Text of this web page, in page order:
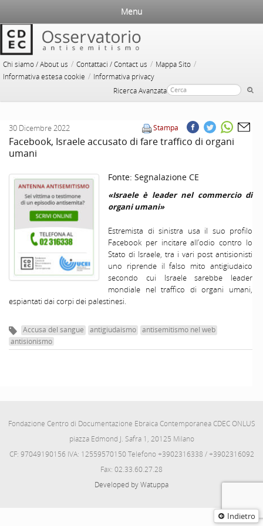
Chi siamo / About us / Contattaci / Contact us / Mappa Sito /
Informativa estesa cookie / Informativa privacy
Ricerca Avanzata
Menu
Indietro
Stampa
30 Dicembre 2022
Facebook, Israele accusato di fare traffico di organi
umani
Fonte: Segnalazione CE
«Israele è leader nel commercio di
organi umani»
Estremista di sinistra usa il suo profilo
Facebook per incitare all’odio contro lo
Stato di Israele, tra i vari post antisionisti
uno riprende il falso mito antigiudaico
secondo cui Israele sarebbe leader
mondiale nel traffico di organi umani,
espiantati dai corpi dei palestinesi.
Accusa del sangue antigiudaismo
antisemitismo nel web
antisionismo
Fondazione Centro di Documentazione Ebraica Contemporanea CDEC ONLUS
piazza Edmond J. Safra 1, 20125 Milano
CF: 97049190156 IVA: 12559570150 Telefono +3902316338 / +3902316092
Fax: 02.33.60.27.28
Developed by Watuppa